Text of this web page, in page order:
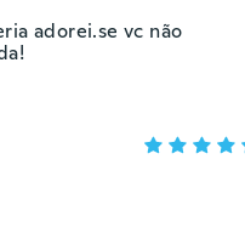
adorei.se vc não